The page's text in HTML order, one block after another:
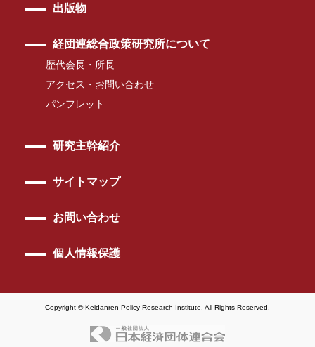
出版物
経団連総合政策研究所について
歴代会長・所長
アクセス・お問い合わせ
パンフレット
研究主幹紹介
サイトマップ
お問い合わせ
個人情報保護
Copyright © Keidanren Policy Research Institute, All Rights Reserved.